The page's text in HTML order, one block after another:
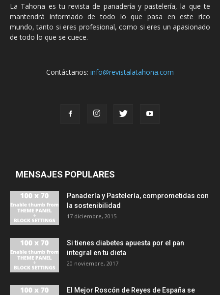
La Tahona es tu revista de panadería y pastelería, la que te
mantendrá informado de todo lo que pasa en este rico
mundo, tanto si eres profesional, como si eres un apasionado
de todo lo que se cuece.
Contáctanos: info@revistalatahona.com
MENSAJES POPULARES
Panadería y Pastelería, comprometidas con
la sostenibilidad
17 diciembre, 2015
Si tienes diabetes apuesta por el pan
integral en tu dieta
20 noviembre, 2017
El Mejor Roscón de Reyes de España se